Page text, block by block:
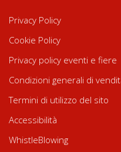
Privacy Policy
Cookie Policy
Privacy policy eventi e fiere
Condizioni generali di
Termini di utilizzo del sito
Accessibilità
WhistleBlowing